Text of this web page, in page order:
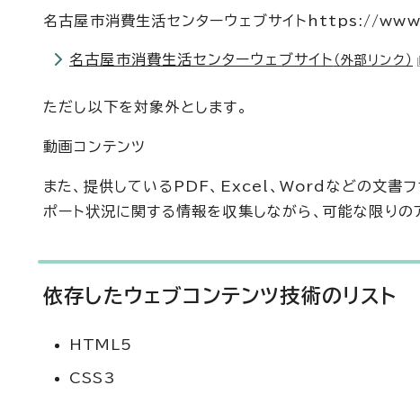
名古屋市消費生活センターウェブサイトhttps://
名古屋市消費生活センターウェブサイト （外部リンク）
ただし以下を対象外とします。
動画コンテンツ
また、提供しているPDF、Excel、Wordなどの文書フ
ポート状況に関する情報を収集しながら、可能な限りの
依存したウェブコンテンツ技術のリスト
HTML5
CSS3